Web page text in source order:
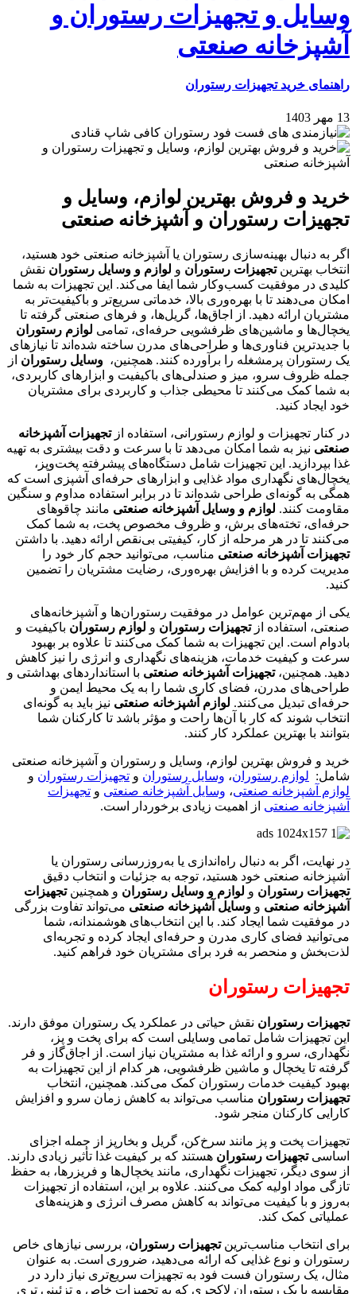
وسایل و تجهیزات رستوران و
آشپزخانه صنعتی
راهنمای خرید تجهیزات رستوران
13 مهر 1403
خرید و فروش بهترین لوازم، وسایل و
تجهیزات رستوران و آشپزخانه صنعتی
اگر به دنبال بهینه‌سازی رستوران یا آشپزخانه صنعتی خود هستید،
انتخاب بهترینتجهیزات رستوران و لوازم و وسایل رستوران نقش
کلیدی در موفقیت کسب‌وکار شما ایفا می‌کند. این تجهیزات به شما
امکان می‌دهند تا با بهره‌وری بالا، خدماتی سریع‌تر و باکیفیت‌تر به
مشتریان ارائه دهید. از اجاق‌ها، گریل‌ها، و فرهای صنعتی گرفته تا
یخچال‌ها و ماشین‌های ظرفشویی حرفه‌ای، تمامی لوازم رستوران
با جدیدترین فناوری‌ها و طراحی‌های مدرن ساخته شده‌اند تا نیازهای
یک رستوران پرمشغله را برآورده کنند. همچنین، وسایل رستوران از
جمله ظروف سرو، میز و صندلی‌های باکیفیت و ابزارهای کاربردی،
به شما کمک می‌کنند تا محیطی جذاب و کاربردی برای مشتریان
خود ایجاد کنید.
در کنار تجهیزات و لوازم رستورانی، استفاده ازتجهیزات آشپزخانه
صنعتی نیز به شما امکان می‌دهد تا با سرعت و دقت بیشتری به تهیه
غذا بپردازید. این تجهیزات شامل دستگاه‌های پیشرفته پخت‌وپز،
یخچال‌های نگهداری مواد غذایی و ابزارهای حرفه‌ای آشپزی است که
همگی به گونه‌ای طراحی شده‌اند تا در برابر استفاده مداوم و سنگین
مقاومت کنند. لوازم و وسایل آشپزخانه صنعتی مانند چاقوهای
حرفه‌ای، تخته‌های برش، و ظروف مخصوص پخت، به شما کمک
می‌کنند تا در هر مرحله از کار، کیفیتی بی‌نقص ارائه دهید. با داشتن
تجهیزات آشپزخانه صنعتی مناسب، می‌توانید حجم کار خود را
مدیریت کرده و با افزایش بهره‌وری، رضایت مشتریان را تضمین
کنید.
یکی از مهم‌ترین عوامل در موفقیت رستوران‌ها و آشپزخانه‌های
صنعتی، استفاده ازتجهیزات رستوران و لوازم رستوران باکیفیت و
بادوام است. این تجهیزات به شما کمک می‌کنند تا علاوه بر بهبود
سرعت و کیفیت خدمات، هزینه‌های نگهداری و انرژی را نیز کاهش
دهید. همچنین،تجهیزات آشپزخانه صنعتی با استانداردهای بهداشتی و
طراحی‌های مدرن، فضای کاری شما را به یک محیط ایمن و
حرفه‌ای تبدیل می‌کنند. لوازم آشپزخانه صنعتی نیز باید به گونه‌ای
انتخاب شوند که کار با آن‌ها راحت و مؤثر باشد تا کارکنان شما
بتوانند با بهترین عملکرد کار کنند.
خرید و فروش بهترین لوازم، وسایل و رستوران و آشپزخانه صنعتی
شامل: لوازم رستوران، وسایل رستوران و تجهیزات رستوران و
لوازم آشپزخانه صنعتی، وسایل آشپزخانه صنعتی و تجهیزات
آشپزخانه صنعتی از اهمیت زیادی برخوردار است.
در نهایت، اگر به دنبال راه‌اندازی یا به‌روزرسانی رستوران یا
آشپزخانه صنعتی خود هستید، توجه به جزئیات و انتخاب دقیق
تجهیزات رستوران و لوازم و وسایل رستوران و همچنینتجهیزات
آشپزخانه صنعتی و وسایل آشپزخانه صنعتی می‌تواند تفاوت بزرگی
در موفقیت شما ایجاد کند. با این انتخاب‌های هوشمندانه، شما
می‌توانید فضای کاری مدرن و حرفه‌ای ایجاد کرده و تجربه‌ای
لذت‌بخش و منحصر به فرد برای مشتریان خود فراهم کنید.
تجهیزات رستوران
تجهیزات رستوران نقش حیاتی در عملکرد یک رستوران موفق دارند.
این تجهیزات شامل تمامی وسایلی است که برای پخت و پز،
نگهداری، سرو و ارائه غذا به مشتریان نیاز است. از اجاق‌گاز و فر
گرفته تا یخچال و ماشین ظرفشویی، هر کدام از این تجهیزات به
بهبود کیفیت خدمات رستوران کمک می‌کند. همچنین، انتخاب
تجهیزات رستوران مناسب می‌تواند به کاهش زمان سرو و افزایش
کارایی کارکنان منجر شود.
تجهیزات پخت و پز مانند سرخ‌کن، گریل و بخارپز از جمله اجزای
اساسیتجهیزات رستوران هستند که بر کیفیت غذا تأثیر زیادی دارند.
از سوی دیگر، تجهیزات نگهداری، مانند یخچال‌ها و فریزرها، به حفظ
تازگی مواد اولیه کمک می‌کنند. علاوه بر این، استفاده از تجهیزات
به‌روز و با کیفیت می‌تواند به کاهش مصرف انرژی و هزینه‌های
عملیاتی کمک کند.
برای انتخاب مناسب‌ترینتجهیزات رستوران، بررسی نیازهای خاص
رستوران و نوع غذایی که ارائه می‌دهید، ضروری است. به عنوان
مثال، یک رستوران فست فود به تجهیزات سریع‌تری نیاز دارد در
مقایسه با یک رستوران لاکچری که به تجهیزات خاص و تزئینی تری